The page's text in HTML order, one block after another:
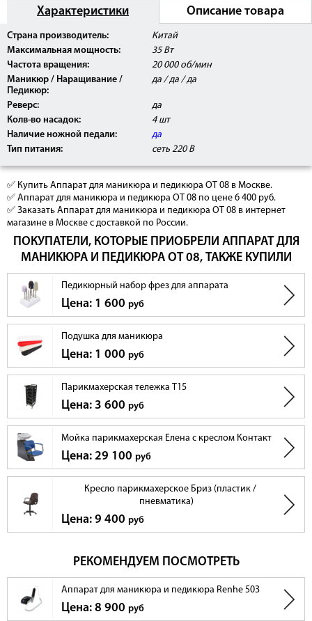
Характеристики Описание товара
Страна производитель:
Китай
Максимальная мощность:
35 Вт
Частота вращения:
20 000 об/мин
Маникюр / Наращивание /
Педикюр:
да / да / да
Реверс:
да
Колв-во насадок:
4 шт
Наличие ножной педали:
да
Тип питания:
сеть 220 В
✅ Купить Аппарат для маникюра и педикюра OT 08 в Москве.
✅ Аппарат для маникюра и педикюра OT 08 по цене 6 400 руб.
✅ Заказать Аппарат для маникюра и педикюра OT 08 в интернет
магазине в Москве с доставкой по России.
ПОКУПАТЕЛИ, КОТОРЫЕ ПРИОБРЕЛИ АППАРАТ ДЛЯ
МАНИКЮРА И ПЕДИКЮРА OT 08, ТАКЖЕ КУПИЛИ
Педикюрный набор фрез для аппарата
Цена: 1 600 руб
Подушка для маникюра
Цена: 1 000 руб
Парикмахерская тележка T15
Цена: 3 600 руб
Мойка парикмахерская Елена с креслом Контакт
Цена: 29 100 руб
Кресло парикмахерское Бриз (пластик /
пневматика)
Цена: 9 400 руб
РЕКОМЕНДУЕМ ПОСМОТРЕТЬ
Аппарат для маникюра и педикюра Renhe 503
Цена: 8 900 руб